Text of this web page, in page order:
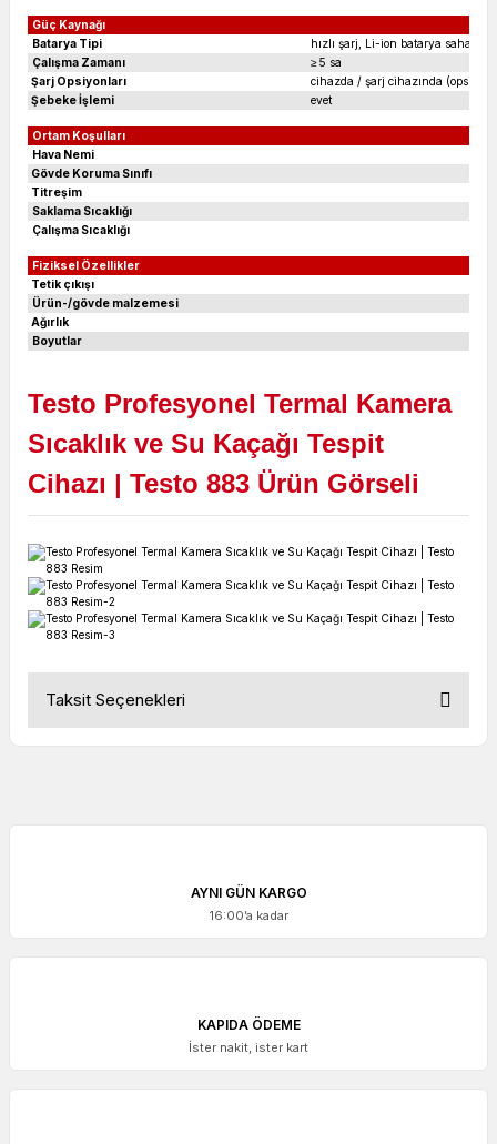
Güç Kaynağı
Batarya Tipi
hızlı şarj, Li-ion batarya sahada
Çalışma Zamanı
≥ 5 sa
Şarj Opsiyonları
cihazda / şarj cihazında
Şebeke İşlemi
evet
Ortam Koşulları
Hava Nemi
Gövde Koruma Sınıfı
Titreşim
Saklama Sıcaklığı
Çalışma Sıcaklığı
Fiziksel Özellikler
Tetik çıkışı
Ürün-/gövde malzemesi
Ağırlık
Boyutlar
Testo Profesyonel Termal Kamera
Sıcaklık ve Su Kaçağı Tespit
Cihazı | Testo 883 Ürün Görseli
Taksit Seçenekleri
AYNI GÜN KARGO
16:00’a kadar
KAPIDA ÖDEME
İster nakit, ister kart